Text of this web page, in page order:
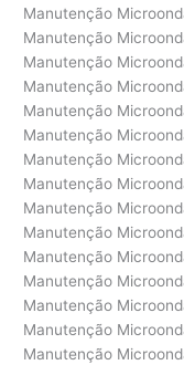
Manutenção
Manutenção
Manutenção
Manutenção
Manutenção
Manutenção
Manutenção
Manutenção
Manutenção
Manutenção
Manutenção
Manutenção
Manutenção
Manutenção
Manutenção